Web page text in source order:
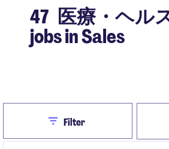
47 医療・ヘル
jobs in Sales
CloseFilter